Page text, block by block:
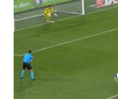
a
g